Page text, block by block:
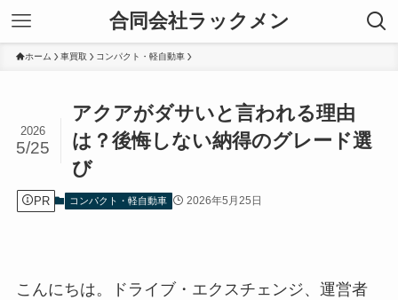
合同会社ラックメン
ホーム 車買取 コンパクト・軽自動車
アクアがダサいと言われる理由
は？後悔しない納得のグレード選
び
2026
5/25
PR コンパクト・軽自動車 2026年5月25日
こんにちは。ドライブ・エクスチェンジ、運営者